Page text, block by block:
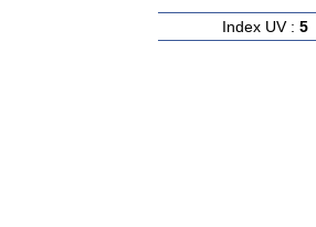
Index UV : 5